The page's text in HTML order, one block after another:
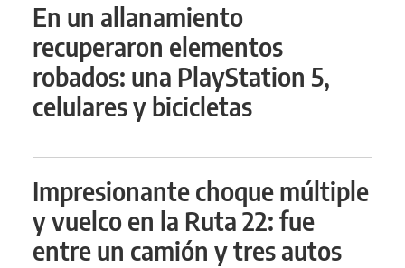
En un allanamiento
recuperaron elementos
robados: una PlayStation 5,
celulares y bicicletas
Impresionante choque múltiple
y vuelco en la Ruta 22: fue
entre un camión y tres autos